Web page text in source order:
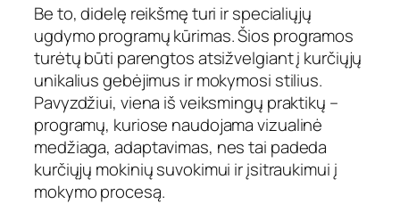
Be to, didelę reikšmę turi ir specialiųjų
ugdymo programų kūrimas. Šios programos
turėtų būti parengtos atsižvelgiant į kurčiųjų
unikalius gebėjimus ir mokymosi stilius.
Pavyzdžiui, viena iš veiksmingų praktikų –
programų, kuriose naudojama vizualinė
medžiaga, adaptavimas, nes tai padeda
kurčiųjų mokinių suvokimui ir įsitraukimui į
mokymo procesą.